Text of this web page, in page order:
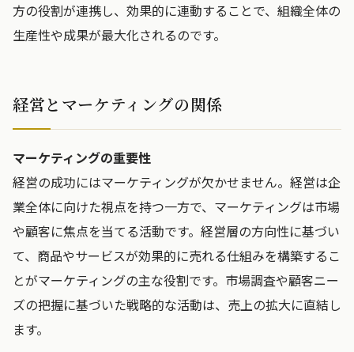
方の役割が連携し、効果的に連動することで、組織全体の
生産性や成果が最大化されるのです。
経営とマーケティングの関係
マーケティングの重要性
経営の成功にはマーケティングが欠かせません。経営は企
業全体に向けた視点を持つ一方で、マーケティングは市場
や顧客に焦点を当てる活動です。経営層の方向性に基づい
て、商品やサービスが効果的に売れる仕組みを構築するこ
とがマーケティングの主な役割です。市場調査や顧客ニー
ズの把握に基づいた戦略的な活動は、売上の拡大に直結し
ます。